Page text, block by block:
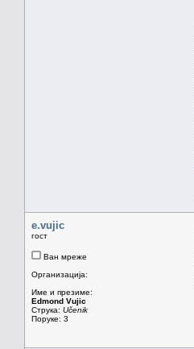
e.vujic
гост
Ван мреже
Организација:
Име и презиме:
Edmond Vujic
Струка: Učenik
Поруке: 3